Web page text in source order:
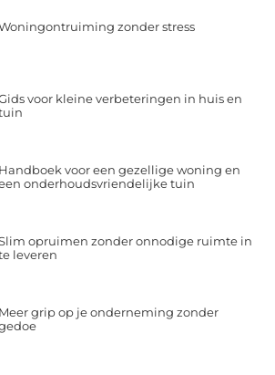
zonder stress
voor kleine verbeteringen in huis en
Handboek voor een gezellige woning en
onderhoudsvriendelijke tuin
opruimen zonder onnodige ruimte in
leveren
Meer grip op je onderneming zonder